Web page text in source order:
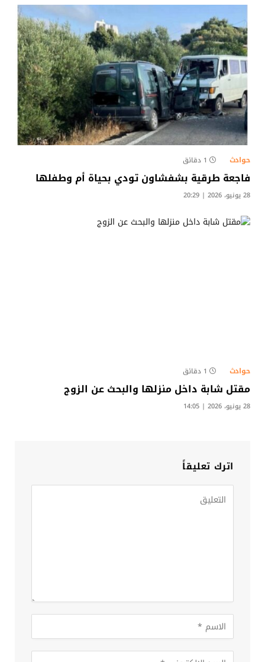
حوادث 1 دقائق
​فاجعة طرقية بشفشاون تودي بحياة أم وطفلها
28 يونيو، 2026 | 20:29
حوادث 1 دقائق
مقتل شابة داخل منزلها والبحث عن الزوج​
28 يونيو، 2026 | 14:05
اترك تعليقاً